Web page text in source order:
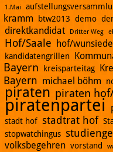
1.Mai
kramm
btw2013 demo
direktkandidat Dritter Weg
Hof/Saale hof/wunsiedel
kandidatengrillen
Bayern
kreisparteitag
Bayern michael böhm
piraten piraten
piratenpartei
stadt hof stadtrat hof
stopwatchingus
volksbegehren vorstand